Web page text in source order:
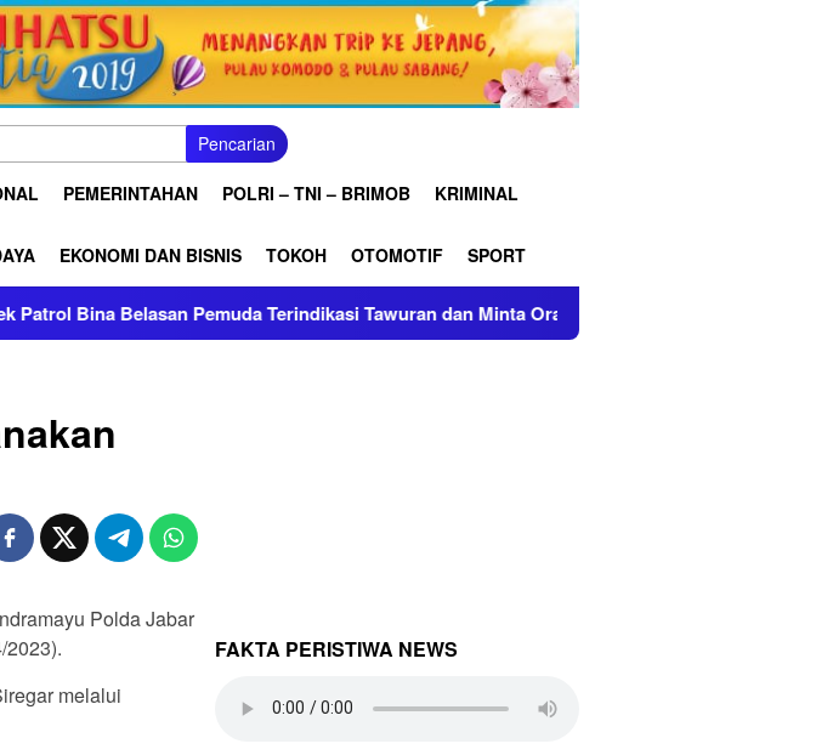
Pencarian
PEMERINTAHAN POLRI – TNI – BRIMOB KRIMINAL
EKONOMI DAN BISNIS TOKOH OTOMOTIF SPORT
Belasan Pemuda Terindikasi Tawuran dan Minta Orang Tua Perketat Pengawasan
Polda Jabar
2023).
melalui
FAKTA PERISTIWA NEWS